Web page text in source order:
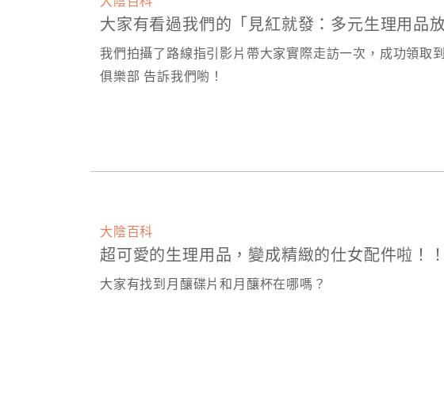
大家有看過我們的「見紅就發：多元生理用品
我們拍攝了路線指引影片帶大家實際走訪一次，成功領取
俱樂部 告訴我們喲！
大陰百科
超可愛的生理用品，變成精緻的仕女配件啦！！
大家有找到月釀碟片和月釀杯在哪嗎？